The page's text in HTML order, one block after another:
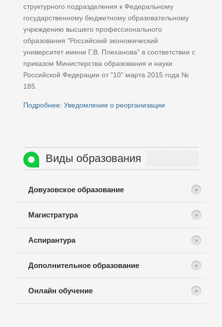
структурного подразделения к Федеральному
государственному бюджетному образовательному
учреждению высшего профессионального
образования "Российский экономический
университет имени Г.В. Плеханова" в соответствии с
приказом Министерства образования и науки
Российской Федерации от "10" марта 2015 года №
185.
Подробнее: Уведомление о реорганизации
Виды образования
Довузовское образование
Магистратура
Аспирантура
Дополнительное образование
Онлайн обучение